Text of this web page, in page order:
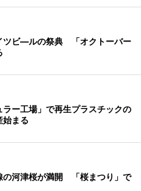
ツビ―ルの祭典 「オクトーバー
ラー工場」で再生プラスチックの
始まる
の河津桜が満開 「桜まつり」で